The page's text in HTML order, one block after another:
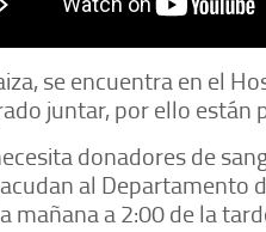
se encuentra en el
juntar, por ello
donadores de
al Departamento
mañana a 2:00 de la